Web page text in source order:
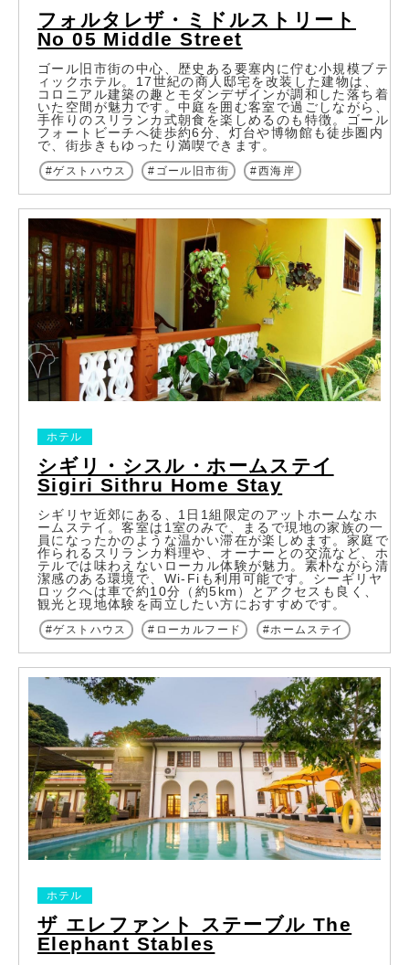
フォルタレザ・ミドルストリート
No 05 Middle Street
ゴール旧市街の中心、歴史ある要塞内に佇む小規模ブテ
ィックホテル。17世紀の商人邸宅を改装した建物は、
コロニアル建築の趣とモダンデザインが調和した落ち着
いた空間が魅力です。中庭を囲む客室で過ごしながら、
手作りのスリランカ式朝食を楽しめるのも特徴。ゴール
フォートビーチへ徒歩約6分、灯台や博物館も徒歩圏内
で、街歩きもゆったり満喫できます。
ゲストハウス ゴール旧市街 西海岸
シギリ・シスル・ホームステイ
Sigiri Sithru Home Stay
ホテル
シギリヤ近郊にある、1日1組限定のアットホームなホ
ームステイ。客室は1室のみで、まるで現地の家族の一
員になったかのような温かい滞在が楽しめます。家庭で
作られるスリランカ料理や、オーナーとの交流など、ホ
テルでは味わえないローカル体験が魅力。素朴ながら清
潔感のある環境で、Wi-Fiも利用可能です。シーギリヤ
ロックへは車で約10分（約5km）とアクセスも良く、
観光と現地体験を両立したい方におすすめです。
ゲストハウス ローカルフード ホームステイ
ザ エレファント ステーブル The
Elephant Stables
ホテル